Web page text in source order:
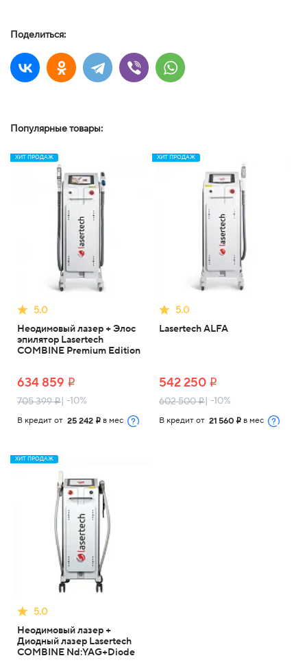
Поделиться:
Популярные товары:
ХИТ ПРОДАЖ
5.0
Неодимовый лазер + Элос
эпилятор Lasertech
COMBINE Premium Edition
634 859 i
705 399i | -10%
В кредит от 25 242 i в мес
ХИТ ПРОДАЖ
5.0
Lasertech ALFA
542 250 i
602 500i | -10%
В кредит от 21 560 i в мес
ХИТ ПРОДАЖ
5.0
Неодимовый лазер +
Диодный лазер Lasertech
COMBINE Nd:YAG+Diode